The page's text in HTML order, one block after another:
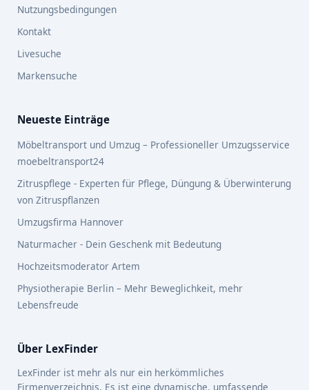
Nutzungsbedingungen
Kontakt
Livesuche
Markensuche
Neueste Einträge
Möbeltransport und Umzug – Professioneller Umzugsservice
moebeltransport24
Zitruspflege - Experten für Pflege, Düngung & Überwinterung
von Zitruspflanzen
Umzugsfirma Hannover
Naturmacher - Dein Geschenk mit Bedeutung
Hochzeitsmoderator Artem
Physiotherapie Berlin – Mehr Beweglichkeit, mehr
Lebensfreude
Über LexFinder
LexFinder ist mehr als nur ein herkömmliches
Firmenverzeichnis. Es ist eine dynamische, umfassende